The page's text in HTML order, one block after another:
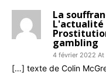
La
L'actualité
gambling
4 février 2022 At
[…] texte de Colin